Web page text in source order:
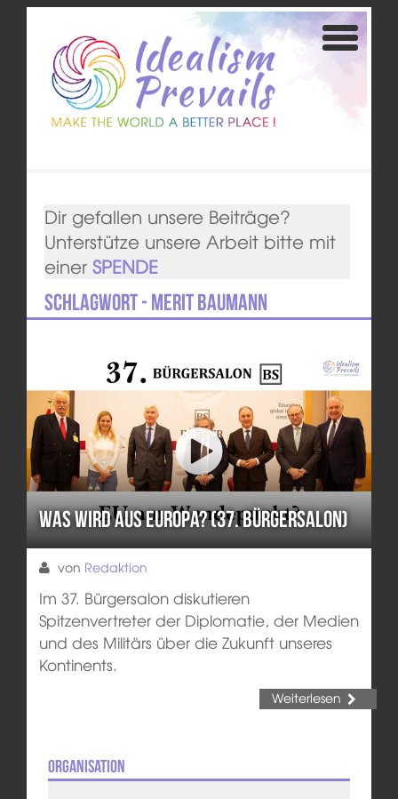
Dir gefallen unsere Beiträge?
Unterstütze unsere Arbeit bitte mit
einer SPENDE
Schlagwort - Merit Baumann
Was wird aus Europa? (37. Bürgersalon)
von Redaktion
Im 37. Bürgersalon diskutieren
Spitzenvertreter der Diplomatie, der Medien
und des Militärs über die Zukunft unseres
Kontinents.
Weiterlesen
Organisation